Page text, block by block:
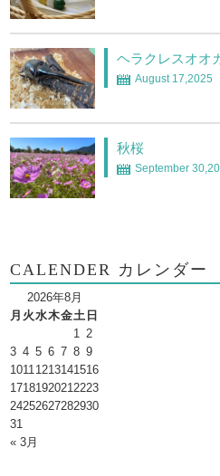
ヘラクレスオオ
August 17,2025
秋桜
September
CALENDER カレンダー
2026年8月
月 火水木金土 日
1 2
3 4 5 6 7 8 9
10111213141516
17181920212223
24252627282930
31
« 3月